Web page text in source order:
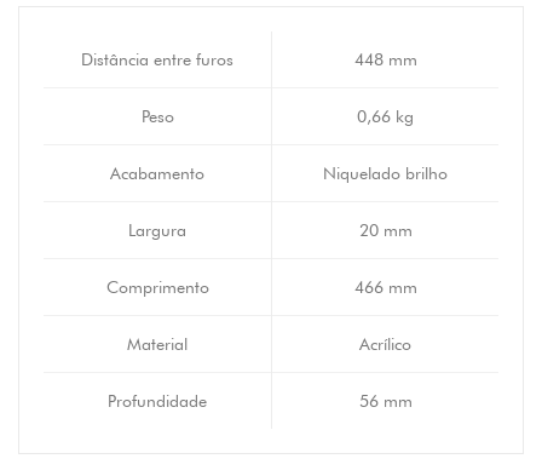
Distância entre furos 448 mm
Peso 0,66 kg
Acabamento Niquelado brilho
Largura 20 mm
Comprimento 466 mm
Material Acrílico
Profundidade 56 mm